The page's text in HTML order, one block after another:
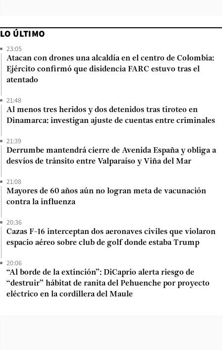
LO ÚLTIMO
23:05
Atacan con drones una alcaldía en el centro de Colombia:
Ejército confirmó que disidencia FARC estuvo tras el
atentado
21:48
Al menos tres heridos y dos detenidos tras tiroteo en
Dinamarca: investigan ajuste de cuentas entre criminales
21:39
Derrumbe mantendrá cierre de Avenida España y obliga a
desvíos de tránsito entre Valparaíso y Viña del Mar
21:08
Mayores de 60 años aún no logran meta de vacunación
contra la influenza
20:36
Cazas F-16 interceptan dos aeronaves civiles que violaron
espacio aéreo sobre club de golf donde estaba Trump
20:06
“Al borde de la extinción”: DiCaprio alerta riesgo de
“destruir” hábitat de ranita del Pehuenche por proyecto
eléctrico en la cordillera del Maule